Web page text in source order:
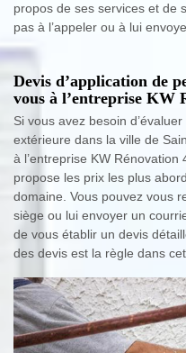
propos de ses services et de
pas à l’appeler ou à lui
Devis d’application de
vous à l’entreprise KW
Si vous avez besoin
extérieure dans la ville de
à l’entreprise KW
propose les prix les plus
domaine. Vous pouvez vous
siège ou lui envoyer un
de vous établir un devis
des devis est la règle dans